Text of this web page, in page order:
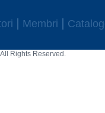
Membri
Rights Reserved.